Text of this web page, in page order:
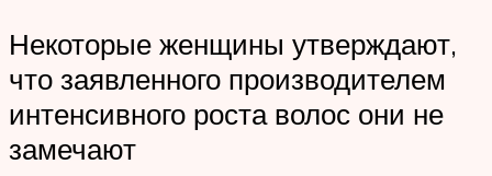
Некоторые женщины утверждают,
что заявленного производителем
интенсивного роста волос они не
замечают